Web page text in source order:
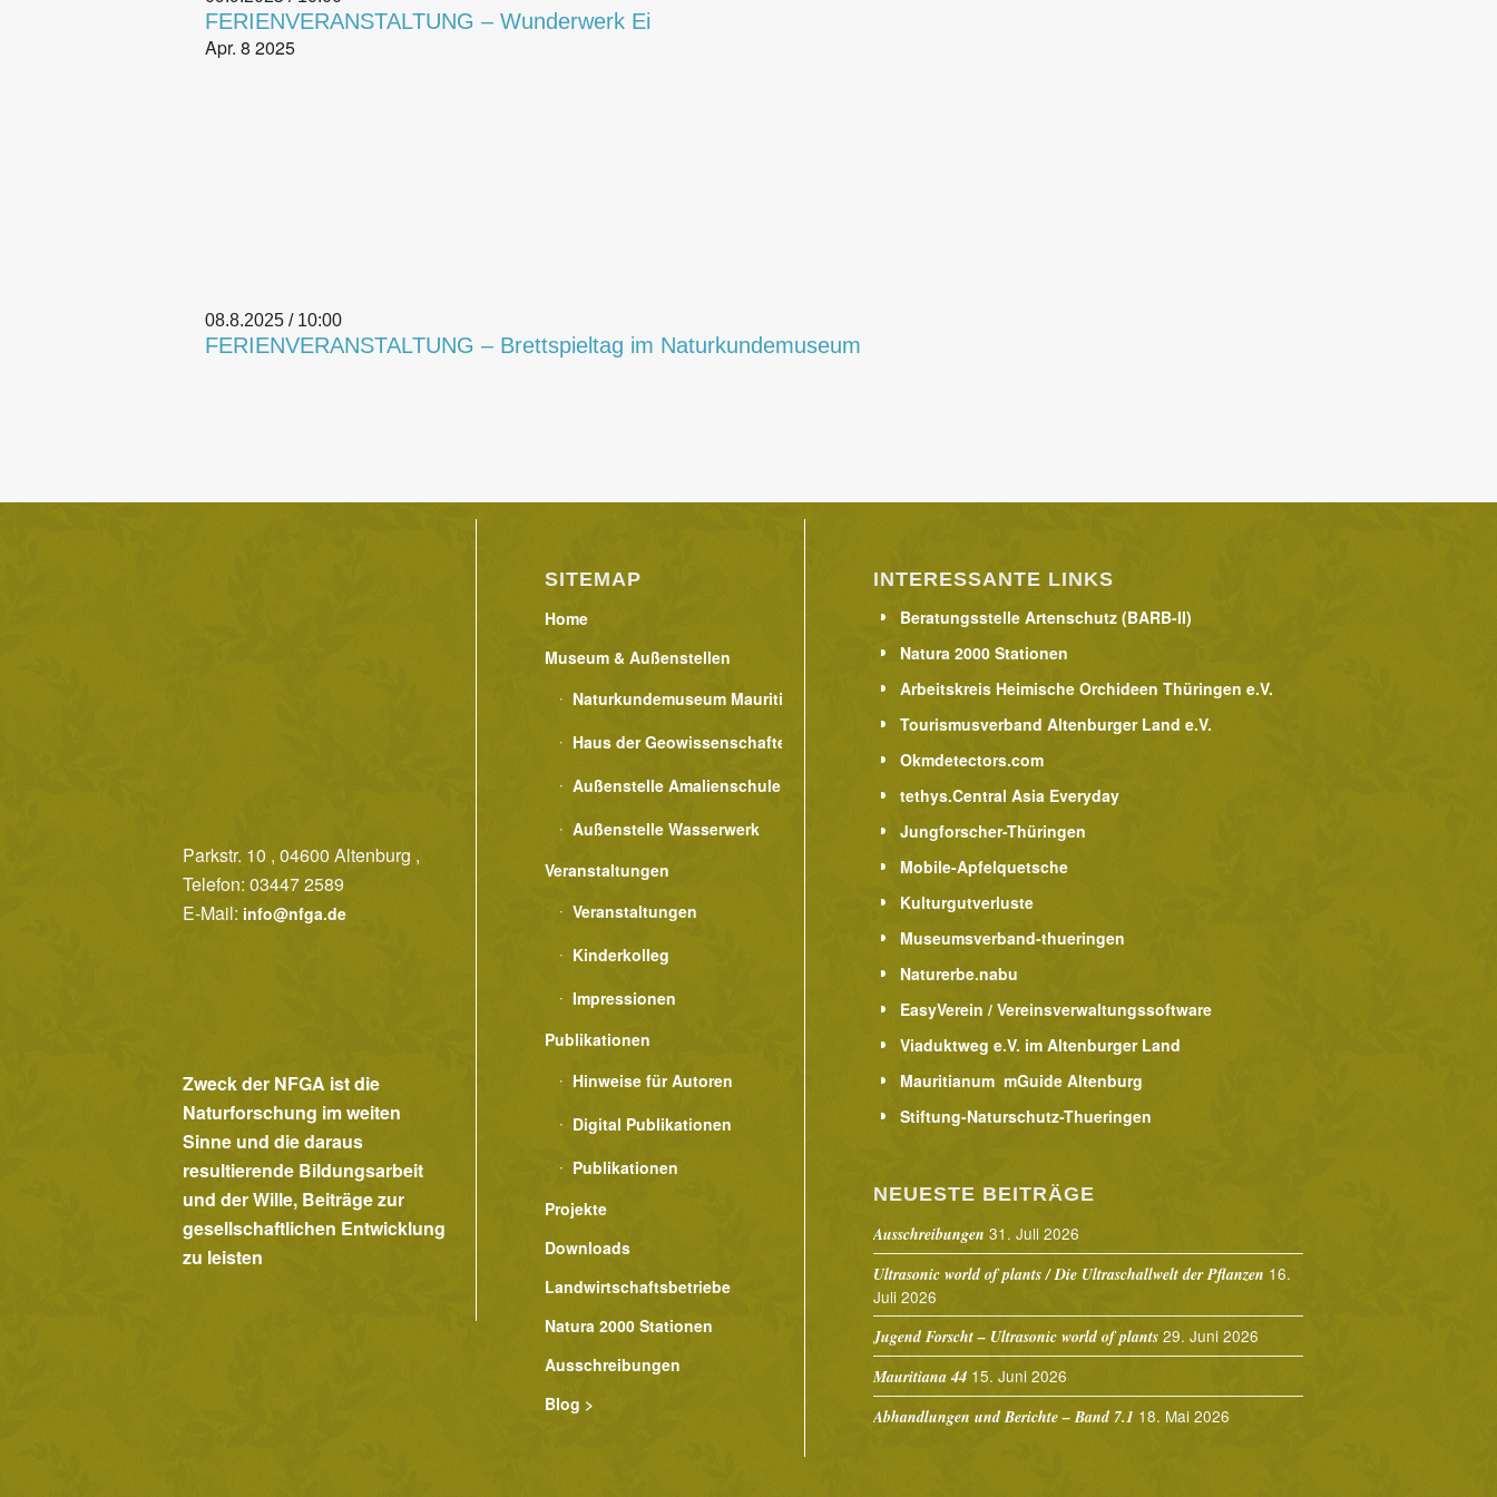
FERIENVERANSTALTUNG – Wunderwerk Ei
Apr. 8 2025
08.8.2025 / 10:00
FERIENVERANSTALTUNG – Brettspieltag im Naturkundemuseum
Parkstr. 10 , 04600 Altenburg ,
Telefon: 03447 2589
E-Mail: info@nfga.de
Zweck der NFGA ist die
Naturforschung im weiten
Sinne und die daraus
resultierende Bildungsarbeit
und der Wille, Beiträge zur
gesellschaftlichen Entwicklung
zu leisten
SITEMAP
Home
Museum & Außenstellen
Naturkundemuseum Mauritianum
Haus der Geowissenschaften
Außenstelle Amalienschule
Außenstelle Wasserwerk
Veranstaltungen
Veranstaltungen
Kinderkolleg
Impressionen
Publikationen
Hinweise für Autoren
Digital Publikationen
Publikationen
Projekte
Downloads
Landwirtschaftsbetriebe
Natura 2000 Stationen
Ausschreibungen
Blog >
INTERESSANTE LINKS
Beratungsstelle Artenschutz (BARB-II)
Natura 2000 Stationen
Arbeitskreis Heimische Orchideen Thüringen e.V.
Tourismusverband Altenburger Land e.V.
Okmdetectors.com
tethys.Central Asia Everyday
Jungforscher-Thüringen
Mobile-Apfelquetsche
Kulturgutverluste
Museumsverband-thueringen
Naturerbe.nabu
EasyVerein / Vereinsverwaltungssoftware
Viaduktweg e.V. im Altenburger Land
Mauritianum mGuide Altenburg
Stiftung-Naturschutz-Thueringen
NEUESTE BEITRÄGE
Ausschreibungen 31. Juli 2026
Ultrasonic world of plants / Die Ultraschallwelt der Pflanzen 16.
Juli 2026
Jugend Forscht – Ultrasonic world of plants 29. Juni 2026
Mauritiana 44 15. Juni 2026
Abhandlungen und Berichte – Band 7.1 18. Mai 2026